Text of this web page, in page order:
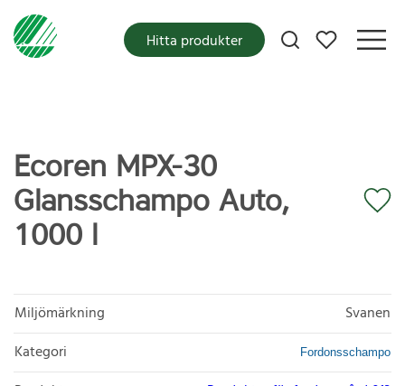
Mina favoriter
Hitta produkter
Ecoren MPX-30
Glansschampo Auto,
1000 l
Miljömärkning
Svanen
Kategori
Fordonsschampo